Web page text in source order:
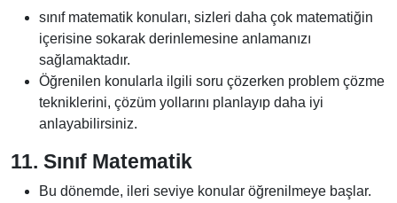
sınıf matematik konuları, sizleri daha çok matematiğin
içerisine sokarak derinlemesine anlamanızı
sağlamaktadır.
Öğrenilen konularla ilgili soru çözerken problem çözme
tekniklerini, çözüm yollarını planlayıp daha iyi
anlayabilirsiniz.
11. Sınıf Matematik
Bu dönemde, ileri seviye konular öğrenilmeye başlar.